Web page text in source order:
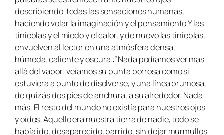
describiendo todas las sensaciones humanas,
haciendo volar la imaginación y el pensamiento Y las
tinieblas y el miedo y el calor, y de nuevo las tinieblas,
envuelven al lector en una atmósfera densa,
húmeda, caliente y oscura.:”Nada podíamos ver mas
allá del vapor; veíamos su punta borrosa como si
estuviera a punto de disolverse, y una línea brumosa,
de quizás dos pies de anchura, a su alrededor. Nada
más. El resto del mundo no existía para nuestros ojos
y oídos. Aquello era nuestra tierra de nadie, todo se
había ido, desaparecido, barrido, sin dejar murmullos